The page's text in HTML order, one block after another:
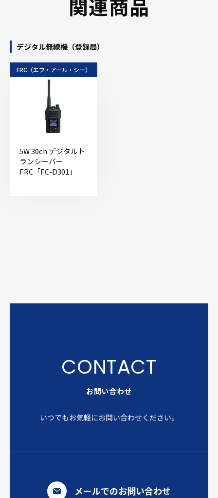
関連商品
デジタル無線機（登録局）
FRC（エフ・アール・シー）
5W 30ch デジタルト
ランシーバー
FRC「FC-D301」
お問い合わせ
いつでもお気軽にお問い合わせください。
メールでのお問い合わせ